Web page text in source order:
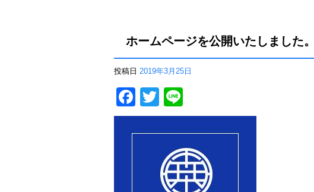
ホームページを公開いたしました。
投稿日 2019年3月25日
F
a
c
T
wi
tt
er
n
e